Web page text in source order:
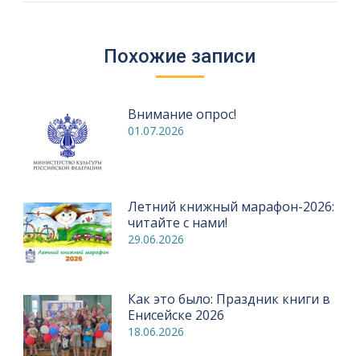
Похожие записи
Внимание опрос!
01.07.2026
Летний книжный марафон-2026:
читайте с нами!
29.06.2026
Как это было: Праздник книги в
Енисейске 2026
18.06.2026